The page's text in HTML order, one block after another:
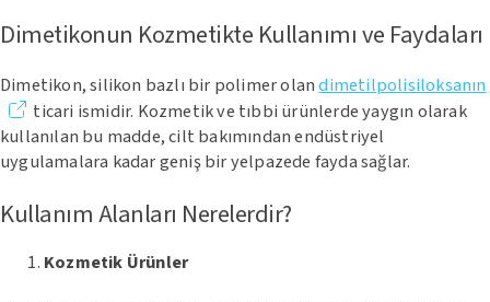
Dimetikonun Kozmetikte Kullanımı ve Faydaları
Dimetikon, silikon bazlı bir polimer olandimetilpolisiloksanın
ticari ismidir. Kozmetik ve tıbbi ürünlerde yaygın olarak
kullanılan bu madde, cilt bakımından endüstriyel
uygulamalara kadar geniş bir yelpazede fayda sağlar.
Kullanım Alanları Nerelerdir?
Kozmetik Ürünler